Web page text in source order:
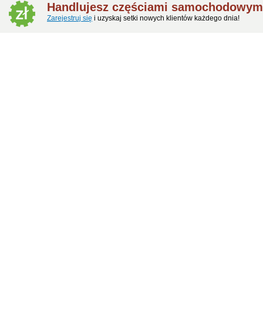
Handlujesz częściami
Zarejestruj się i uzyskaj setki nowych klientów każdego dnia!